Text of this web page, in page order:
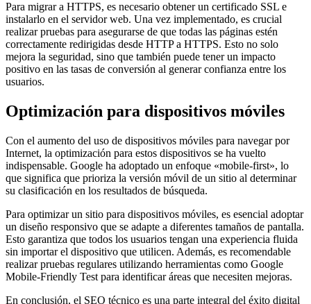
Para migrar a HTTPS, es necesario obtener un certificado SSL e
instalarlo en el servidor web. Una vez implementado, es crucial
realizar pruebas para asegurarse de que todas las páginas estén
correctamente redirigidas desde HTTP a HTTPS. Esto no solo
mejora la seguridad, sino que también puede tener un impacto
positivo en las tasas de conversión al generar confianza entre los
usuarios.
Optimización para dispositivos móviles
Con el aumento del uso de dispositivos móviles para navegar por
Internet, la optimización para estos dispositivos se ha vuelto
indispensable. Google ha adoptado un enfoque «mobile-first», lo
que significa que prioriza la versión móvil de un sitio al determinar
su clasificación en los resultados de búsqueda.
Para optimizar un sitio para dispositivos móviles, es esencial adoptar
un diseño responsivo que se adapte a diferentes tamaños de pantalla.
Esto garantiza que todos los usuarios tengan una experiencia fluida
sin importar el dispositivo que utilicen. Además, es recomendable
realizar pruebas regulares utilizando herramientas como Google
Mobile-Friendly Test para identificar áreas que necesiten mejoras.
En conclusión, el SEO técnico es una parte integral del éxito digital